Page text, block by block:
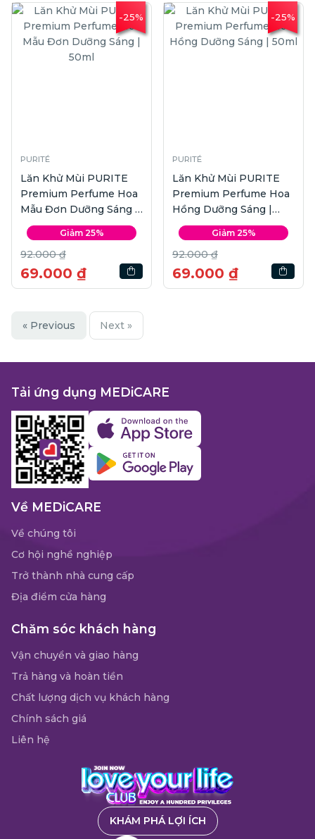
-25%
PURITÉ
Lăn Khử Mùi PURITE
Premium Perfume Hoa
Mẫu Đơn Dưỡng Sáng |
50ml
Giảm 25%
92.000 ₫
69.000 ₫
-25%
PURITÉ
Lăn Khử Mùi PURITE
Premium Perfume Hoa
Hồng Dưỡng Sáng |
50ml
Giảm 25%
92.000 ₫
69.000 ₫
« Previous Next »
Tải ứng dụng MEDiCARE
Về MEDiCARE
Về chúng tôi
Cơ hội nghề nghiệp
Trở thành nhà cung cấp
Địa điểm cửa hàng
Chăm sóc khách hàng
Vận chuyển và giao hàng
Trả hàng và hoàn tiền
Chất lượng dịch vụ khách hàng
Chính sách giá
Liên hệ
KHÁM PHÁ LỢI ÍCH